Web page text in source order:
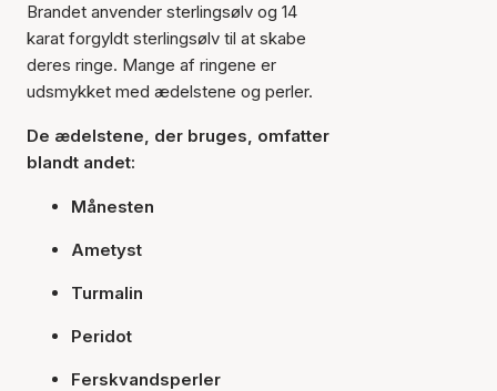
Brandet anvender sterlingsølv og 14
karat forgyldt sterlingsølv til at skabe
deres ringe. Mange af ringene er
udsmykket med ædelstene og perler.
De ædelstene, der bruges, omfatter
blandt andet:
Månesten
Ametyst
Turmalin
Peridot
Ferskvandsperler